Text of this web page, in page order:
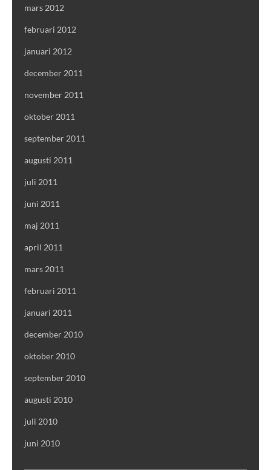
mars 2012
februari 2012
januari 2012
december 2011
november 2011
oktober 2011
september 2011
augusti 2011
juli 2011
juni 2011
maj 2011
april 2011
mars 2011
februari 2011
januari 2011
december 2010
oktober 2010
september 2010
augusti 2010
juli 2010
juni 2010